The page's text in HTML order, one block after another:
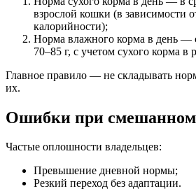
взрослой кошки (в зависимости
калорийности);
Норма влажного корма в день —
70–85 г, с учетом сухого корма в
Главное правило — не складывать
их.
Ошибки при
Частые оплошности владельцев:
Превышение дневной нормы;
Резкий переход без адаптации.